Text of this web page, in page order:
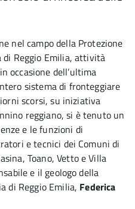
nel campo della Protezione
di Reggio Emilia, attività
occasione dell’ultima
sistema di fronteggiare
scorsi, su iniziativa
reggiano, si è tenuto un
e le funzioni di
e tecnici dei Comuni di
Toano, Vetto e Villa
e il geologo della
di Reggio Emilia, Federica